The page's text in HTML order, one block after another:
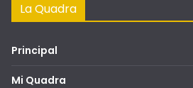
La Quadra
Principal
Mi Quadra